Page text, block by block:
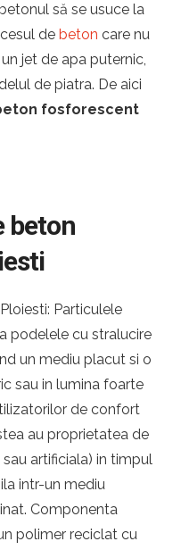
să se usuce la
de beton care nu
jet de apa puternic,
de piatra. De aici
fosforescent
beton
Particulele
podelele cu stralucire
un mediu placut si o
sau in lumina foarte
de confort
au proprietatea de
artificiala) in timpul
intr-un mediu
Componenta
polimer reciclat cu